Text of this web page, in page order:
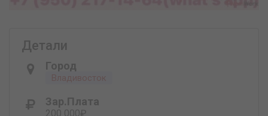
Детали
Город
Владивосток
Зар.плата
200 000₽